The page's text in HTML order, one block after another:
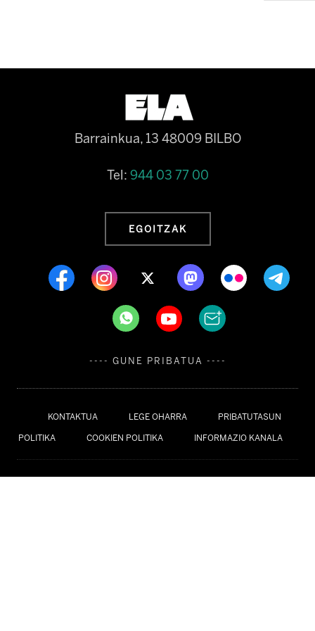
KONTAKTUA LEGE OHARRA PRIBATUTASUN
POLITIKA COOKIEN POLITIKA INFORMAZIO KANALA
Barrainkua, 13 48009 BILBO
Tel: 944 03 77 00
EGOITZAK
---- GUNE PRIBATUA ----